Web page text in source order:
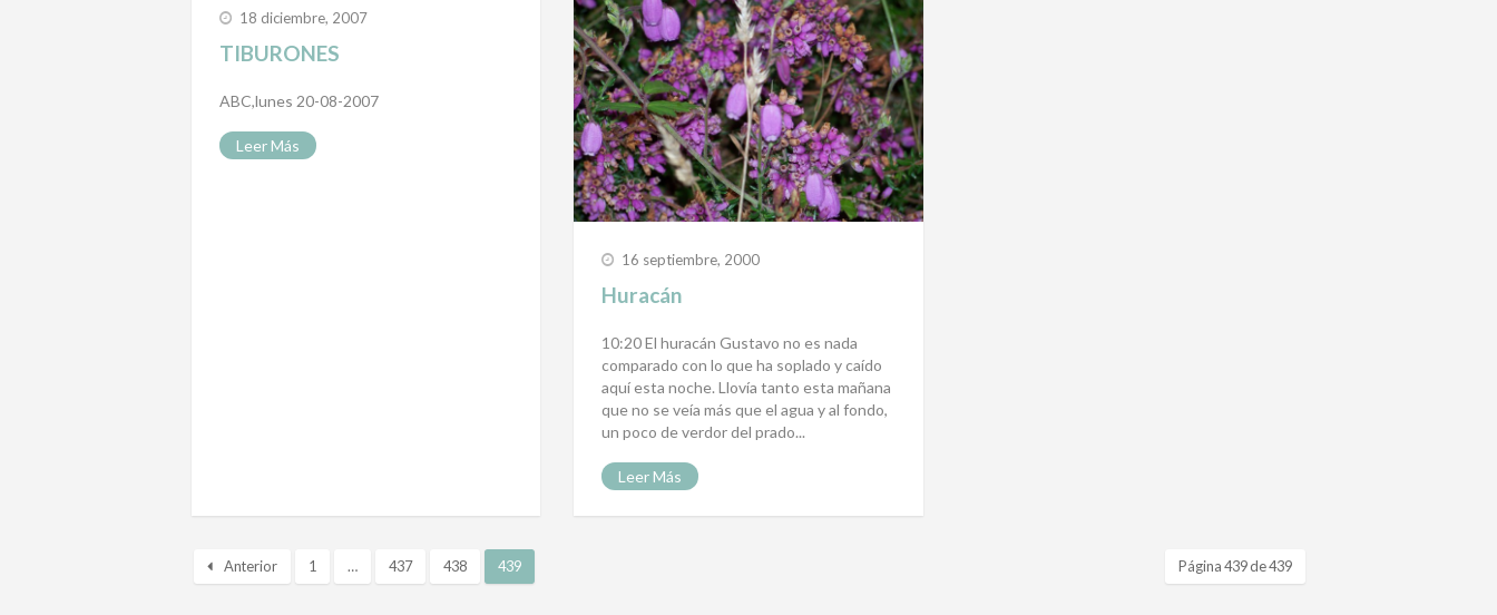
18 diciembre, 2007
TIBURONES
ABC,lunes 20-08-2007
Leer Más
16 septiembre, 2000
Huracán
10:20 El huracán Gustavo no es nada
comparado con lo que ha soplado y caído
aquí esta noche. Llovía tanto esta mañana
que no se veía más que el agua y al fondo,
un poco de verdor del prado...
Leer Más
Anterior 1 … 437 438 439 Página 439 de 439